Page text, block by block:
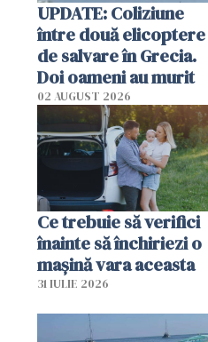
UPDATE: Coliziune
între două elicoptere
de salvare în Grecia.
Doi oameni au murit
02 AUGUST 2026
Ce trebuie să verifici
înainte să închiriezi o
mașină vara aceasta
31 IULIE 2026